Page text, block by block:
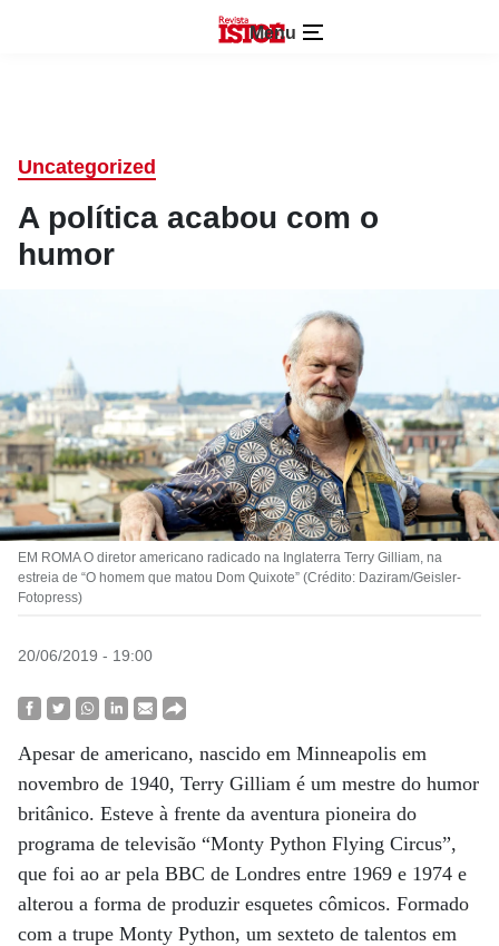
Menu
Uncategorized
A política acabou com o
humor
EM ROMA O diretor americano radicado na Inglaterra Terry Gilliam, na
estreia de “O homem que matou Dom Quixote” (Crédito: Daziram/Geisler-
Fotopress)
20/06/2019 - 19:00
Apesar de americano, nascido em Minneapolis em
novembro de 1940, Terry Gilliam é um mestre do humor
britânico. Esteve à frente da aventura pioneira do
programa de televisão “Monty Python Flying Circus”,
que foi ao ar pela BBC de Londres entre 1969 e 1974 e
alterou a forma de produzir esquetes cômicos. Formado
com a trupe Monty Python, um sexteto de talentos em